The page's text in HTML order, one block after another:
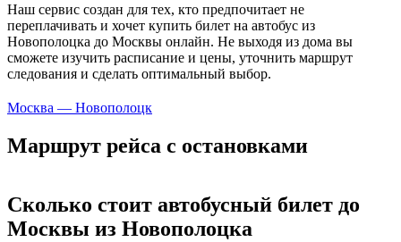
Наш сервис создан для тех, кто предпочитает не
переплачивать и хочет купить билет на автобус из
Новополоцка до Москвы онлайн. Не выходя из дома вы
сможете изучить расписание и цены, уточнить маршрут
следования и сделать оптимальный выбор.
Москва — Новополоцк
Маршрут рейса с остановками
Сколько стоит автобусный билет до
Москвы из Новополоцка